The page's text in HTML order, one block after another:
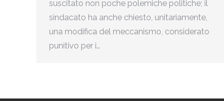
suscitato non poche polemiche politiche; il
sindacato ha anche chiesto, unitariamente,
una modifica del meccanismo, considerato
punitivo per i…